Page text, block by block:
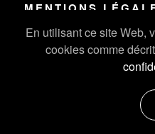
En utilisant ce site Web,
cookies comme
MENTIONS